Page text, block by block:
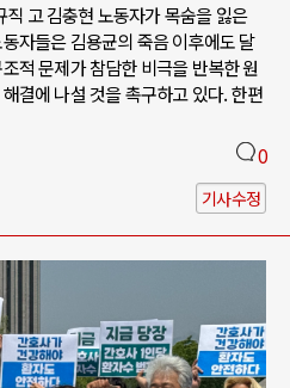
고 김충현 노동자가 목숨을 잃은
자들은 김용균의 죽음 이후에도 달
적 문제가 참담한 비극을 반복한 원
결에 나설 것을 촉구하고 있다. 한편
0
기사수정